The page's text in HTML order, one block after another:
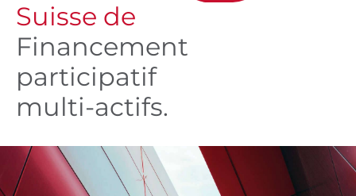
Suisse de
Financement
participatif
multi-actifs.